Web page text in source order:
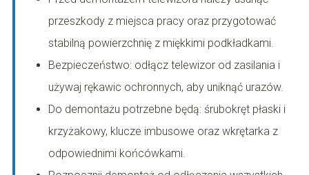
przeszkody z miejsca pracy oraz przygotować
stabilną powierzchnię z miękkimi podkładkami.
Bezpieczeństwo: odłącz telewizor od zasilania i
używaj rękawic ochronnych, aby uniknąć urazów.
Do demontażu potrzebne będą: śrubokręt płaski i
krzyżakowy, klucze imbusowe oraz wkrętarka z
odpowiednimi końcówkami.